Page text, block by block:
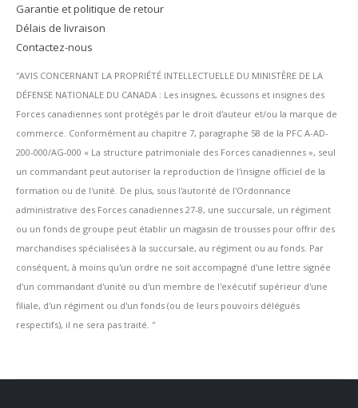
Garantie et politique de retour
Délais de livraison
Contactez-nous
''AVIS CONCERNANT LA PROPRIÉTÉ INTELLECTUELLE DU MINISTÈRE DE LA
DÉFENSE NATIONALE DU CANADA : Les insignes, écussons et insignes des
Forces canadiennes sont protégés par le droit d'auteur et/ou la marque de
commerce. Conformément au chapitre 7, paragraphe 58 de la PFC A-AD-
200-000/AG-000 « La structure patrimoniale des Forces canadiennes », seul
un commandant peut autoriser la reproduction de l'insigne officiel de la
formation ou de l'unité. De plus, sous l'autorité de l'Ordonnance
administrative des Forces canadiennes 27-8, une succursale, un régiment
ou un fonds de groupe peut établir un magasin de trousses pour offrir des
marchandises spécialisées à la succursale, au régiment ou au fonds. Par
conséquent, à moins qu'un ordre ne soit accompagné d'une lettre signée
d'un commandant d'unité ou d'un membre de l'exécutif supérieur d'une
filiale, d'un régiment ou d'un fonds (ou de leurs pouvoirs délégués
respectifs), il ne sera pas traité. ''